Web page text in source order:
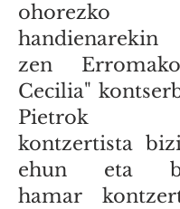
ohorezko
handienarekin
zen
Cecilia"
Pietrok
kontzertista
ehun eta
hamar